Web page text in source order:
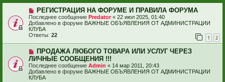
РЕГИСТРАЦИЯ НА ФОРУМЕ И ПРАВИЛА ФОРУМА
Последнее сообщение Predator« 22 июл 2025, 01:40
Добавлено в форуме ВАЖНЫЕ ОБЪЯВЛЕНИЯ ОТ АДМИНИСТРАЦИИ
КЛУБА
Ответы: 22 1 2
ПРОДАЖА ЛЮБОГО ТОВАРА ИЛИ УСЛУГ ЧЕРЕЗ
ЛИЧНЫЕ СООБЩЕНИЯ !!!
Последнее сообщение Admin « 14 мар 2011, 20:43
Добавлено в форуме ВАЖНЫЕ ОБЪЯВЛЕНИЯ ОТ АДМИНИСТРАЦИИ
КЛУБА